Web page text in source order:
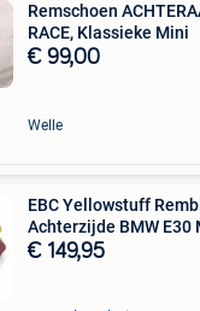
Remschoen
RACE, Klassieke Mini
€ 99,00
Welle
EBC Yellowstuff
Achterzijde BMW E30
€ 149,95